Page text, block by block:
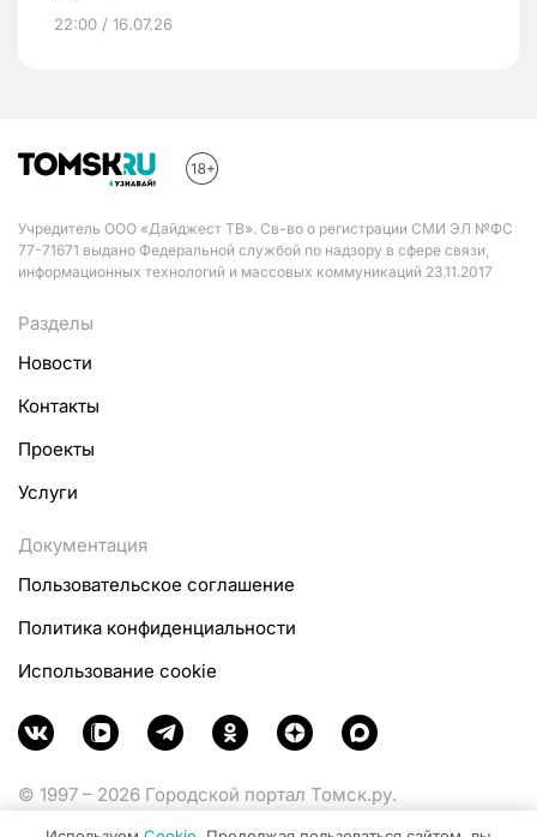
22:00 / 16.07.26
Учредитель ООО «Дайджест ТВ». Св-во о регистрации СМИ ЭЛ №ФС
77-71671 выдано Федеральной службой по надзору в сфере связи,
информационных технологий и массовых коммуникаций 23.11.2017
Разделы
Новости
Контакты
Проекты
Услуги
Документация
Пользовательское соглашение
Политика конфиденциальности
Использование cookie
© 1997 – 2026 Городской портал Томск.ру.